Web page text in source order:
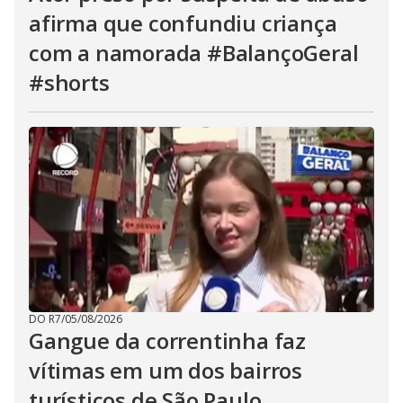
afirma que confundiu criança
com a namorada #BalançoGeral
#shorts
DO R7/05/08/2026
Gangue da correntinha faz
vítimas em um dos bairros